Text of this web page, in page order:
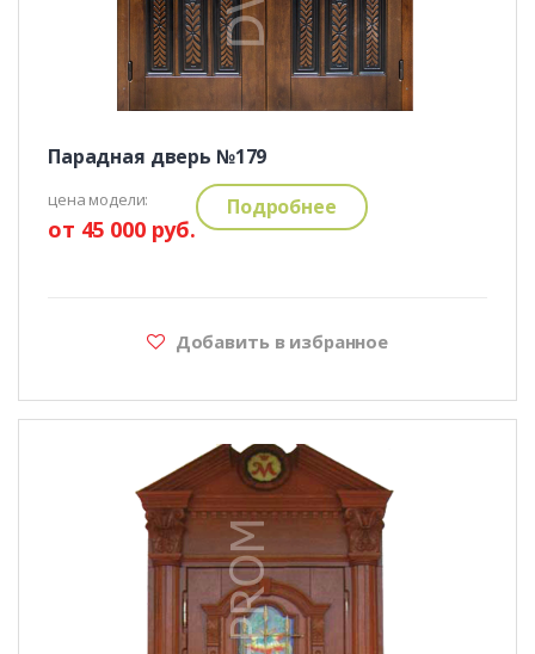
Парадная дверь №179
цена модели:
от 45 000 руб.
Подробнее
Добавить в избранное